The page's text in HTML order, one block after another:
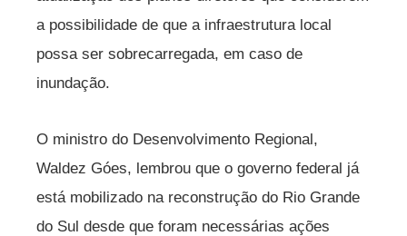
a possibilidade de que a infraestrutura local
possa ser sobrecarregada, em caso de
inundação.
O ministro do Desenvolvimento Regional,
Waldez Góes, lembrou que o governo federal já
está mobilizado na reconstrução do Rio Grande
do Sul desde que foram necessárias ações